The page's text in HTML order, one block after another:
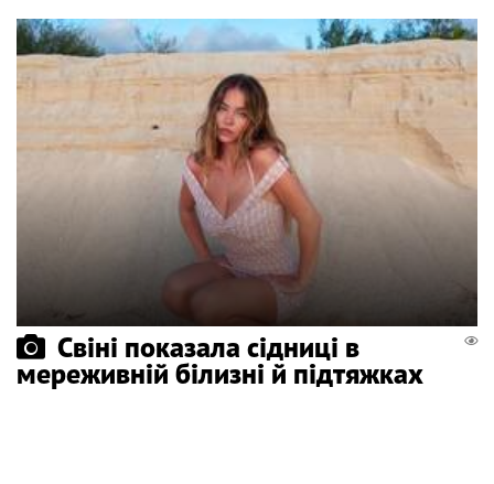
Свіні показала сідниці в
мереживній білизні й підтяжках